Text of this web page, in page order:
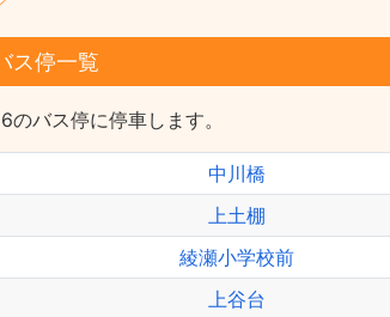
ス停一覧
のバス停に停車します。
中川橋
上土棚
綾瀬小学校前
上谷台